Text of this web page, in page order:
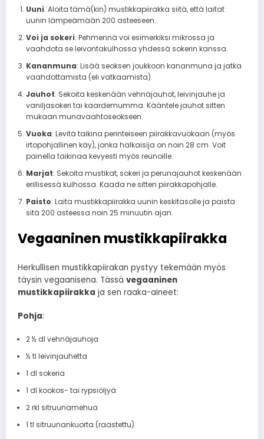
Uuni: Aloita tämä(kin) mustikkapiirakka siitä, että laitat
uunin lämpeämään 200 asteeseen.
Voi ja sokeri: Pehmennä voi esimerkiksi mikrossa ja
vaahdota se leivontakulhossa yhdessä sokerin kanssa.
Kananmuna: Lisää seoksen joukkoon kananmuna ja jatka
vaahdottamista (eli vatkaamista).
Jauhot: Sekoita keskenään vehnäjauhot, leivinjauhe ja
vaniljasokeri tai kaardemumma. Kääntele jauhot sitten
mukaan munavaahtoseokseen.
Vuoka: Levitä taikina perinteiseen piirakkavuokaan (myös
irtopohjallinen käy), jonka halkaisija on noin 28 cm. Voit
painella taikinaa kevyesti myös reunoille.
Marjat: Sekoita mustikat, sokeri ja perunajauhot keskenään
erillisessä kulhossa. Kaada ne sitten piirakkapohjalle.
Paisto: Laita mustikkapiirakka uunin keskitasolle ja paista
sitä 200 asteessa noin 25 minuutin ajan.
Vegaaninen mustikkapiirakka
Herkullisen mustikkapiirakan pystyy tekemään myös
täysin vegaanisena. Tässä vegaaninen
mustikkapiirakka ja sen raaka-aineet:
Pohja:
2 ½ dl vehnäjauhoja
½ tl leivinjauhetta
1 dl sokeria
1 dl kookos- tai rypsiöljyä
2 rkl sitruunamehua
1 tl sitruunankuorta (raastettu)